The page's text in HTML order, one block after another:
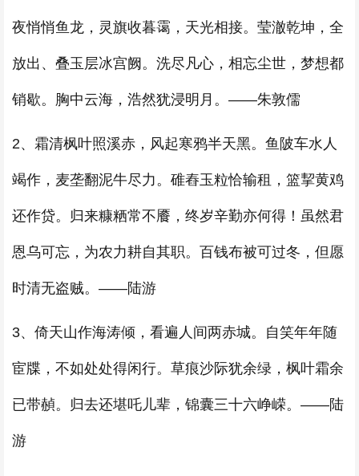
夜悄悄鱼龙，灵旗收暮霭，天光相接。莹澈乾坤，全
放出、叠玉层冰宫阙。洗尽凡心，相忘尘世，梦想都
销歇。胸中云海，浩然犹浸明月。——朱敦儒
2、霜清枫叶照溪赤，风起寒鸦半天黑。鱼陂车水人
竭作，麦垄翻泥牛尽力。碓舂玉粒恰输租，篮挈黄鸡
还作贷。归来糠粞常不餍，终岁辛勤亦何得！虽然君
恩乌可忘，为农力耕自其职。百钱布被可过冬，但愿
时清无盗贼。——陆游
3、倚天山作海涛倾，看遍人间两赤城。自笑年年随
宦牒，不如处处得闲行。草痕沙际犹余绿，枫叶霜余
已带赬。归去还堪吒儿辈，锦囊三十六峥嵘。——陆
游